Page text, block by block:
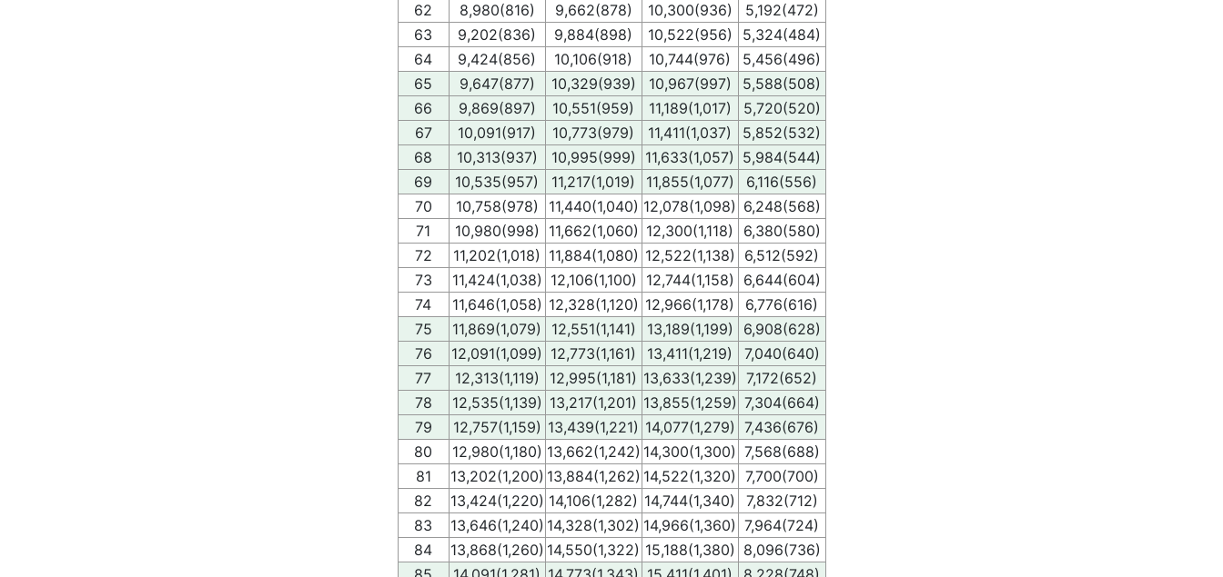
62
8,980(816) 9,662(878) 10,300(936)
5,192(472)
63
9,202(836) 9,884(898) 10,522(956)
5,324(484)
64
9,424(856) 10,106(918) 10,744(976)
5,456(496)
65
9,647(877) 10,329(939) 10,967(997)
5,588(508)
66
9,869(897) 10,551(959) 11,189(1,017)
5,720(520)
67
10,091(917) 10,773(979) 11,411(1,037)
5,852(532)
68
10,313(937) 10,995(999) 11,633(1,057) 5,984(544)
69
10,535(957) 11,217(1,019) 11,855(1,077)
6,116(556)
70
10,758(978) 11,440(1,040) 12,078(1,098) 6,248(568)
71
10,980(998) 11,662(1,060) 12,300(1,118)
6,380(580)
72
11,202(1,018) 11,884(1,080) 12,522(1,138)
6,512(592)
73
11,424(1,038) 12,106(1,100) 12,744(1,158)
6,644(604)
74
11,646(1,058) 12,328(1,120) 12,966(1,178)
6,776(616)
75
11,869(1,079) 12,551(1,141) 13,189(1,199)
6,908(628)
76
12,091(1,099) 12,773(1,161) 13,411(1,219)
7,040(640)
77
12,313(1,119) 12,995(1,181) 13,633(1,239) 7,172(652)
78
12,535(1,139) 13,217(1,201) 13,855(1,259) 7,304(664)
79
12,757(1,159) 13,439(1,221) 14,077(1,279) 7,436(676)
80
12,980(1,180) 13,662(1,242) 14,300(1,300) 7,568(688)
81
13,202(1,200) 13,884(1,262) 14,522(1,320) 7,700(700)
82
13,424(1,220) 14,106(1,282) 14,744(1,340)
7,832(712)
83
13,646(1,240) 14,328(1,302) 14,966(1,360) 7,964(724)
84
13,868(1,260) 14,550(1,322) 15,188(1,380) 8,096(736)